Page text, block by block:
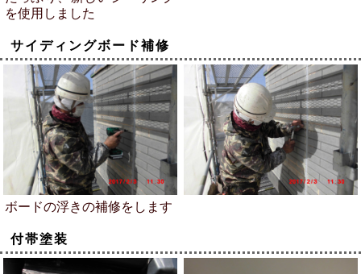
を使用しました
サイディングボード補修
ボードの浮きの補修をします
付帯塗装